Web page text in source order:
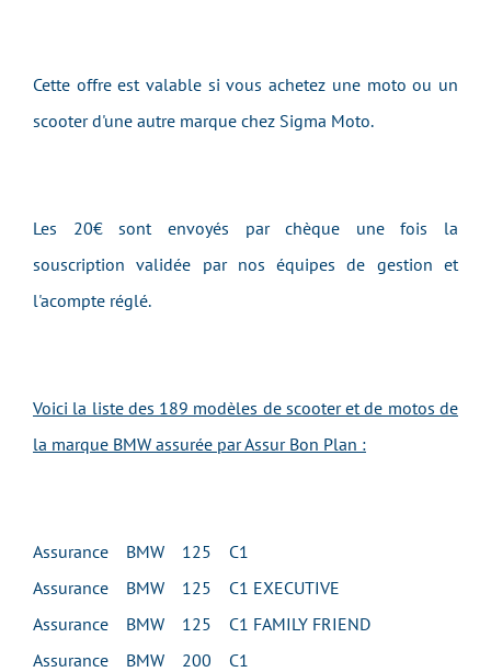
Cette offre est valable si vous achetez une moto ou un
scooter d'une autre marque chez Sigma Moto.
Les 20€ sont envoyés par chèque une fois la
souscription validée par nos équipes de gestion et
l'acompte réglé.
Voici la liste des 189 modèles de scooter et de motos de
la marque BMW assurée par Assur Bon Plan :
Assurance BMW 125 C1
Assurance BMW 125 C1 EXECUTIVE
Assurance BMW 125 C1 FAMILY FRIEND
Assurance BMW 200 C1